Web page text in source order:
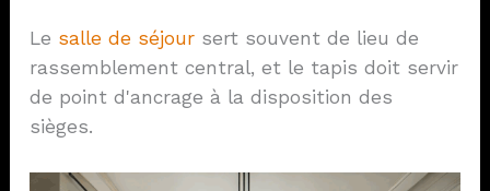
Le salle de séjoursert souvent de lieu de
rassemblement central, et le tapis doit servir
de point d'ancrage à la disposition des
sièges.